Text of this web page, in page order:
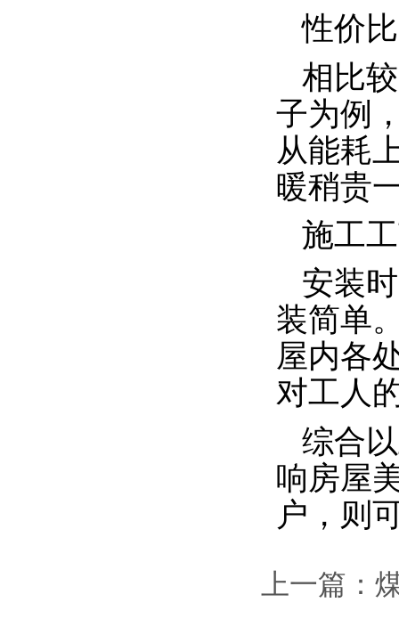
性价比
相比
子为例
从能耗
暖稍贵
施工
安装
装简单
屋内各
对工人
综合
响房屋
户，则
上一篇：